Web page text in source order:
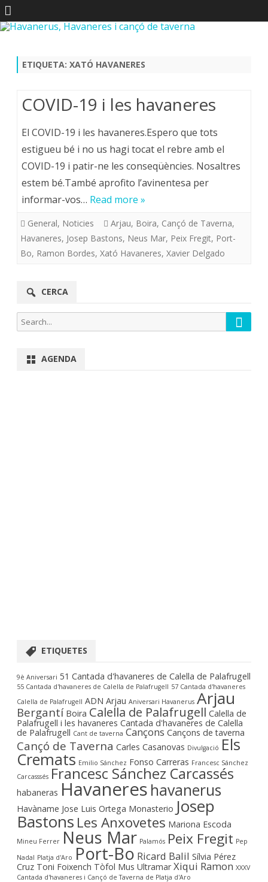
Skip
ETIQUETA: XATÓ HAVANERES
COVID-19 i les havaneres
El COVID-19 i les havaneres.Espero que tots
estigueu bé i no us hagi tocat el rebre amb el
COVID-19 i patir-ne les conseqüències. Nosaltres
estem bé.També aprofito l’avinentesa per
informar-vos… Read more »
General, Noticies Arjau, Boira, Cançó de Taverna,
Havaneres, Josep Bastons, Neus Mar, Peix Fregit, Port-
Bo, Ramon Bordes, Xató Havaneres, Xavier Delgado
CERCA
Search
for:
Search
AGENDA
ETIQUETES
9è Aniversari 51 Cantada d'havaneres de Calella de Palafrugell
55 Cantada d'havaneres de Calella de Palafrugell 57 Cantada d'havaneres
Calella de Palafrugell ADN Arjau Aniversari Havanerus Arjau
Bergantí Boira Calella de Palafrugell Calella de
Palafrugell i les havaneres Cantada d'havaneres de Calella
de Palafrugell Cant de taverna Cançons Cançons de taverna
Cançó de Taverna Carles Casanovas Divulgació Els
Cremats Emilio Sánchez Fonso Carreras Francesc Sánchez
Carcasssés Francesc Sánchez Carcassés
habaneras Havaneres havanerus
Havàname Jose Luis Ortega Monasterio Josep
Bastons Les Anxovetes Mariona Escoda
Mineu Ferrer Neus Mar Palamós Peix Fregit Pep
Nadal Platja d'Aro Port-Bo Ricard Balil Sílvia Pérez
Cruz Toni Foixench Tòfol Mus Ultramar Xiqui Ramon XXXV
Cantada d'havaneres i Cançó de Taverna de Platja d'Aro